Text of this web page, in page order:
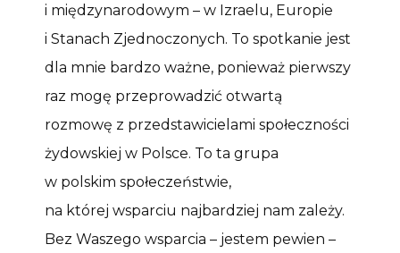
i międzynarodowym – w Izraelu, Europie
i Stanach Zjednoczonych. To spotkanie jest
dla mnie bardzo ważne, ponieważ pierwszy
raz mogę przeprowadzić otwartą
rozmowę z przedstawicielami społeczności
żydowskiej w Polsce. To ta grupa
w polskim społeczeństwie,
na której wsparciu najbardziej nam zależy.
Bez Waszego wsparcia – jestem pewien –